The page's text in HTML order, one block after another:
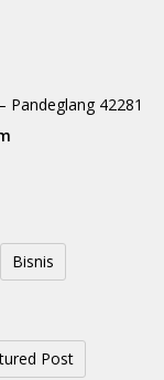
Pandeglang 42281
Bisnis
Post